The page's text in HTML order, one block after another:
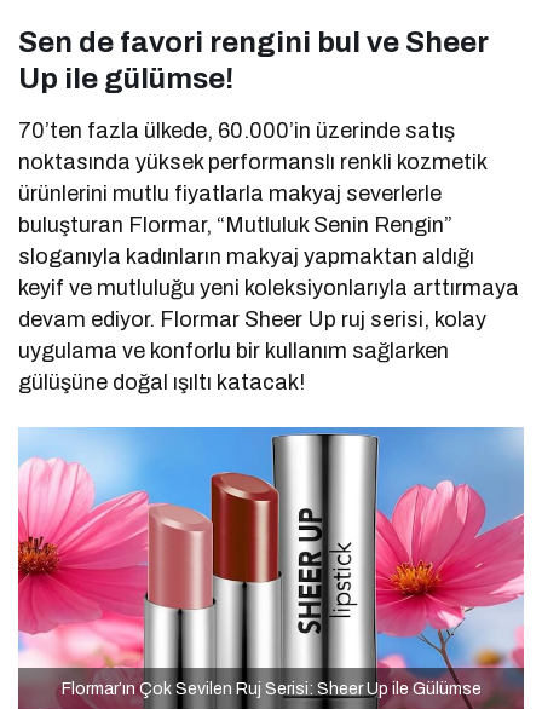
Sen de favori rengini bul ve Sheer
Up ile gülümse!
70’ten fazla ülkede, 60.000’in üzerinde satış
noktasında yüksek performanslı renkli kozmetik
ürünlerini mutlu fiyatlarla makyaj severlerle
buluşturan Flormar, “Mutluluk Senin Rengin”
sloganıyla kadınların makyaj yapmaktan aldığı
keyif ve mutluluğu yeni koleksiyonlarıyla arttırmaya
devam ediyor. Flormar Sheer Up ruj serisi, kolay
uygulama ve konforlu bir kullanım sağlarken
gülüşüne doğal ışıltı katacak!
Flormar’ın Çok Sevilen Ruj Serisi: Sheer Up ile Gülümse